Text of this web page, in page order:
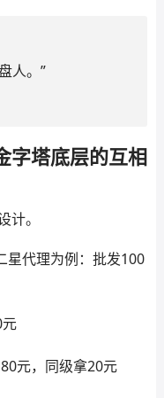
人。”
塔底层的互相
。
星代理为例：批发100
元，同级拿20元